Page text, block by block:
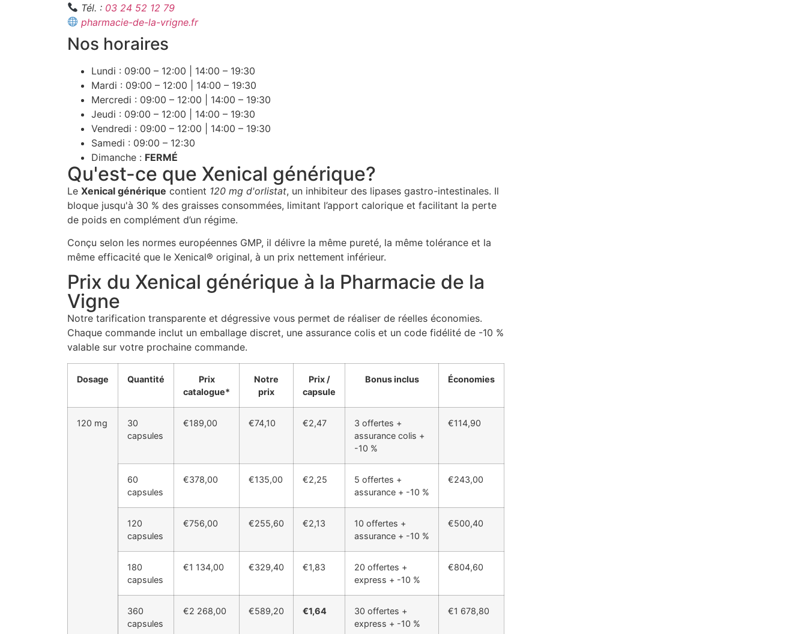
Tél. : 03 24 52 12 79
pharmacie-de-la-vrigne.fr
Nos horaires
Lundi : 09:00 – 12:00 | 14:00 – 19:30
Mardi : 09:00 – 12:00 | 14:00 – 19:30
Mercredi : 09:00 – 12:00 | 14:00 – 19:30
Jeudi : 09:00 – 12:00 | 14:00 – 19:30
Vendredi : 09:00 – 12:00 | 14:00 – 19:30
Samedi : 09:00 – 12:30
Dimanche : FERMÉ
Qu'est-ce que Xenical générique?
Le Xenical générique contient 120 mg d'orlistat, un inhibiteur des lipases gastro-intestinales. Il
bloque jusqu'à 30 % des graisses consommées, limitant l’apport calorique et facilitant la perte
de poids en complément d’un régime.
Conçu selon les normes européennes GMP, il délivre la même pureté, la même tolérance et la
même efficacité que le Xenical® original, à un prix nettement inférieur.
Prix du Xenical générique à la Pharmacie de la
Vigne
Notre tarification transparente et dégressive vous permet de réaliser de réelles économies.
Chaque commande inclut un emballage discret, une assurance colis et un code fidélité de -10 %
valable sur votre prochaine commande.
Dosage Quantité
Prix
catalogue*
Notre
prix
Prix /
capsule
Bonus inclus Économies
120 mg
30
capsules
€189,00 €74,10 €2,47
3 offertes +
assurance colis +
-10 %
€114,90
60
capsules
€378,00 €135,00 €2,25
5 offertes +
assurance + -10 %
€243,00
120
capsules
€756,00 €255,60 €2,13
10 offertes +
assurance + -10 %
€500,40
180
capsules
€1 134,00 €329,40 €1,83
20 offertes +
express + -10 %
€804,60
360
capsules
€2 268,00 €589,20 €1,64
30 offertes +
express + -10 %
€1 678,80